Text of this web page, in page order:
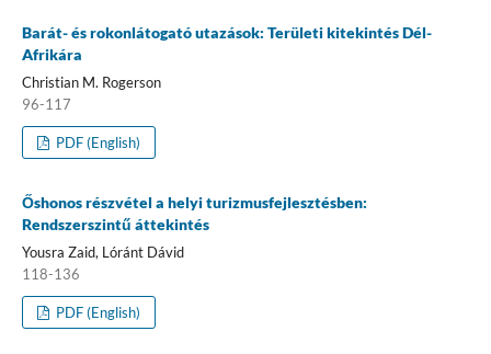
Barát- és rokonlátogató utazások: Területi kitekintés Dél-
Afrikára
Christian M. Rogerson
96-117
PDF (English)
Őshonos részvétel a helyi turizmusfejlesztésben:
Rendszerszintű áttekintés
Yousra Zaid, Lóránt Dávid
118-136
PDF (English)